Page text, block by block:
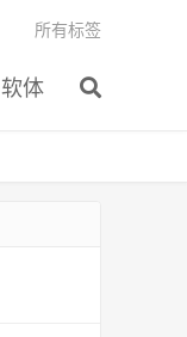
软体
所有标签